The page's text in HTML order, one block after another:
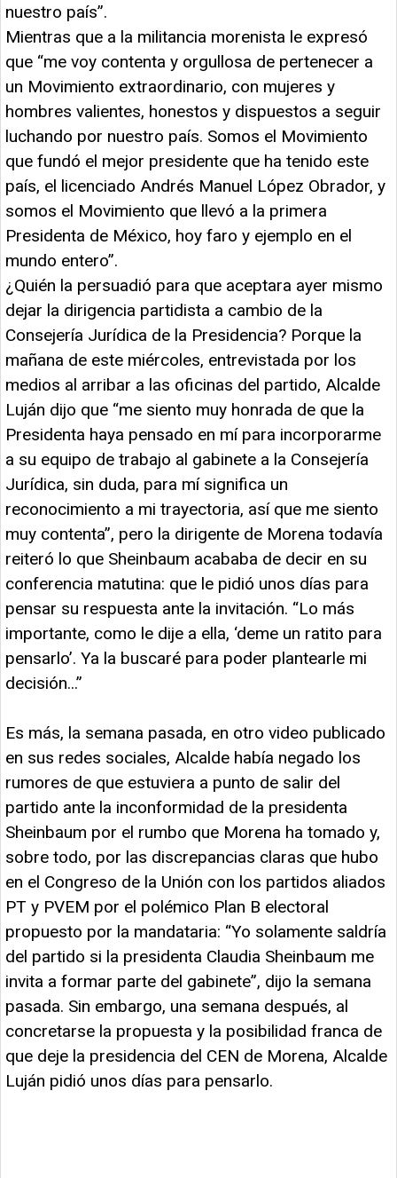
nuestro país”.
Mientras que a la militancia morenista le expresó
que “me voy contenta y orgullosa de pertenecer a
un Movimiento extraordinario, con mujeres y
hombres valientes, honestos y dispuestos a seguir
luchando por nuestro país. Somos el Movimiento
que fundó el mejor presidente que ha tenido este
país, el licenciado Andrés Manuel López Obrador, y
somos el Movimiento que llevó a la primera
Presidenta de México, hoy faro y ejemplo en el
mundo entero”.
¿Quién la persuadió para que aceptara ayer mismo
dejar la dirigencia partidista a cambio de la
Consejería Jurídica de la Presidencia? Porque la
mañana de este miércoles, entrevistada por los
medios al arribar a las oficinas del partido, Alcalde
Luján dijo que “me siento muy honrada de que la
Presidenta haya pensado en mí para incorporarme
a su equipo de trabajo al gabinete a la Consejería
Jurídica, sin duda, para mí significa un
reconocimiento a mi trayectoria, así que me siento
muy contenta”, pero la dirigente de Morena todavía
reiteró lo que Sheinbaum acababa de decir en su
conferencia matutina: que le pidió unos días para
pensar su respuesta ante la invitación. “Lo más
importante, como le dije a ella, ‘deme un ratito para
pensarlo’. Ya la buscaré para poder plantearle mi
decisión...”
Es más, la semana pasada, en otro video publicado
en sus redes sociales, Alcalde había negado los
rumores de que estuviera a punto de salir del
partido ante la inconformidad de la presidenta
Sheinbaum por el rumbo que Morena ha tomado y,
sobre todo, por las discrepancias claras que hubo
en el Congreso de la Unión con los partidos aliados
PT y PVEM por el polémico Plan B electoral
propuesto por la mandataria: “Yo solamente saldría
del partido si la presidenta Claudia Sheinbaum me
invita a formar parte del gabinete”, dijo la semana
pasada. Sin embargo, una semana después, al
concretarse la propuesta y la posibilidad franca de
que deje la presidencia del CEN de Morena, Alcalde
Luján pidió unos días para pensarlo.